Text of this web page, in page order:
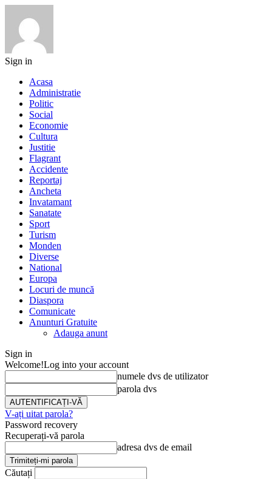
Sign in
Acasa
Administratie
Politic
Social
Economie
Cultura
Justitie
Flagrant
Accidente
Reportaj
Ancheta
Invatamant
Sanatate
Sport
Turism
Monden
Diverse
National
Europa
Locuri de muncă
Diaspora
Comunicate
Anunturi Gratuite
Adauga anunt
Sign in
Welcome!Log into your account
numele dvs de utilizator
parola dvs
V-ați uitat parola?
Password recovery
Recuperați-vă parola
adresa dvs de email
Căutați